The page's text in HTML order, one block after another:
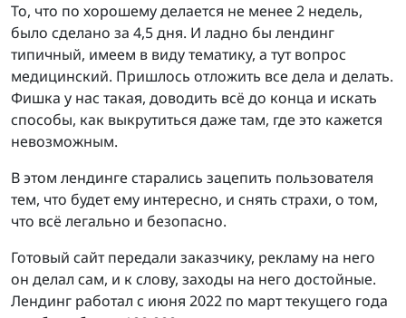
То, что по хорошему делается не менее 2 недель,
было сделано за 4,5 дня. И ладно бы лендинг
типичный, имеем в виду тематику, а тут вопрос
медицинский. Пришлось отложить все дела и делать.
Фишка у нас такая, доводить всё до конца и искать
способы, как выкрутиться даже там, где это кажется
невозможным.
В этом лендинге старались зацепить пользователя
тем, что будет ему интересно, и снять страхи, о том,
что всё легально и безопасно.
Готовый сайт передали заказчику, рекламу на него
он делал сам, и к слову, заходы на него достойные.
Лендинг работал с июня 2022 по март текущего года